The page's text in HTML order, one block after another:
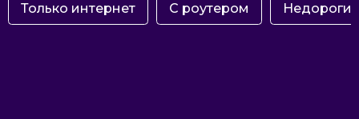
Только интернет С роутером Недорогие